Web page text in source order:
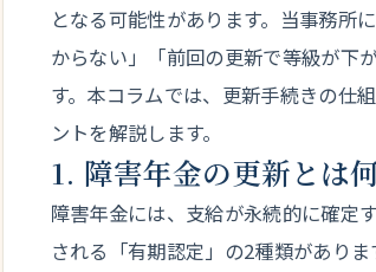
となる可能性があります。当事務所
からない」「前回の更新で等級が下
す。本コラムでは、更新手続きの仕
ントを解説します。
1. 障害年金の更新とは
障害年金には、支給が永続的に確定
される「有期認定」の2種類がありま